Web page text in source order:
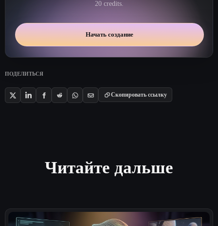
20 credits.
Начать создание
ПОДЕЛИТЬСЯ
Скопировать ссылку
Читайте дальше